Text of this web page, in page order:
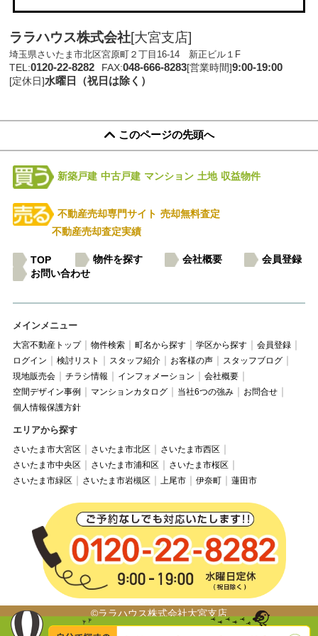
ララハウス株式会社[大宮支店]
埼玉県さいたま市北区宮原町２丁目16-14 新正ビル１F
TEL:0120-22-8282 FAX:048-666-8283[営業時間]9:00-19:00
[定休日]水曜日（祝日は除く）
このページの先頭へ
新築戸建 中古戸建 マンション 土地 収益物件
不動産売却専門サイト 売却無料査定
不動産売却査定実績
TOP 物件を探す 会社概要
会員登録
お問い合わせ
メインメニュー
大宮不動産トップ 物件検索 町名から探す 学区から探す
会員登録
ログイン
検討リスト スタッフ紹介 お客様の声
スタッフブログ
現地販売会
チラシ情報 インフォメーション
会社概要
空間デザイン事例
マンションカタログ 当社6つの強み
お問合せ
個人情報保護方針
エリアから探す
さいたま市大宮区 さいたま市北区
さいたま市西区
さいたま市中央区
さいたま市浦和区
さいたま市桜区
さいたま市緑区
さいたま市岩槻区 上尾市 伊奈町 蓮田市
©ララハウス株式会社大宮支店